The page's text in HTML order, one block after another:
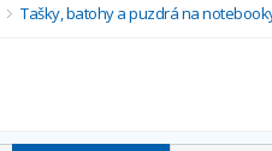
Tašky, batohy a puzdrá na